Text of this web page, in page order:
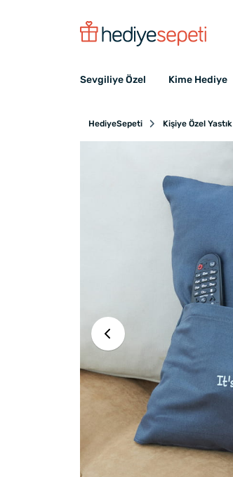
Sevgiliye Özel Kime Hediye
HediyeSepeti Kişiye Özel Yastık